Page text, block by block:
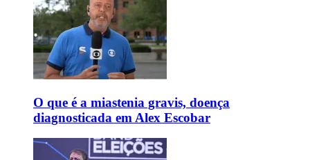
O que é a miastenia gravis, doença
diagnosticada em Alex Escobar